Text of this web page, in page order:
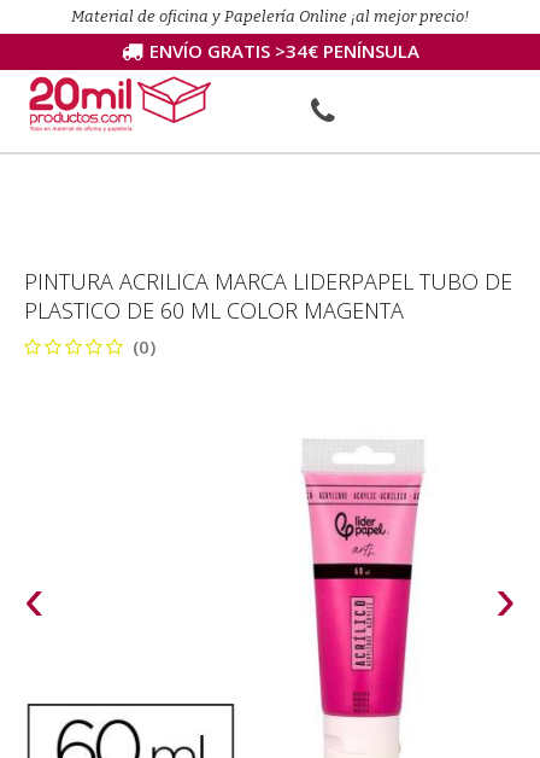
Material de oficina y Papelería Online ¡al mejor precio!
ENVÍO GRATIS >34€ PENÍNSULA
PINTURA ACRILICA MARCA LIDERPAPEL TUBO DE
PLASTICO DE 60 ML COLOR MAGENTA
(0)
‹ ›